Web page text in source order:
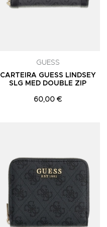
GUESS
CARTEIRA GUESS LINDSEY
SLG MED DOUBLE ZIP
60,00 €